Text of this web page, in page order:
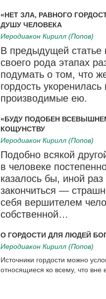
«НЕТ ЗЛА, РАВНОГО
ДУШУ ЧЕЛОВЕКА
Иеродиакон Кирилл (Попов)
В предыдущей статье
своего рода этапах
подумать о том, что
гордость
производимые ею.
«БУДУ ПОДОБЕН
КОЩУНСТВУ
Иеродиакон Кирилл (Попов)
Подобно всякой
в человеке
казалось бы, иной
закончиться —
себя вершителем
собственной…
О ГОРДОСТИ ДЛЯ ЛЮДЕЙ
Иеродиакон Кирилл (Попов)
Источники гордости можно
относящиеся ко всему, что вне